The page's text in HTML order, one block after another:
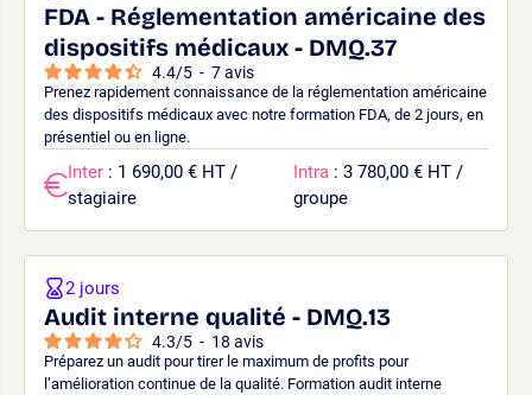
FDA - Réglementation américaine des
dispositifs médicaux - DMQ.37
4.4/5 - 7avis
Prenez rapidement connaissance de la réglementation américaine
des dispositifs médicaux avec notre formation FDA, de 2 jours, en
présentiel ou en ligne.
Inter : 1 690,00 € HT /
stagiaire
Intra : 3 780,00 € HT /
groupe
Audit interne qualité - DMQ.13
4.3/5 - 18 avis
Préparez un audit pour tirer le maximum de profits pour
l’amélioration continue de la qualité. Formation audit interne
2 jours